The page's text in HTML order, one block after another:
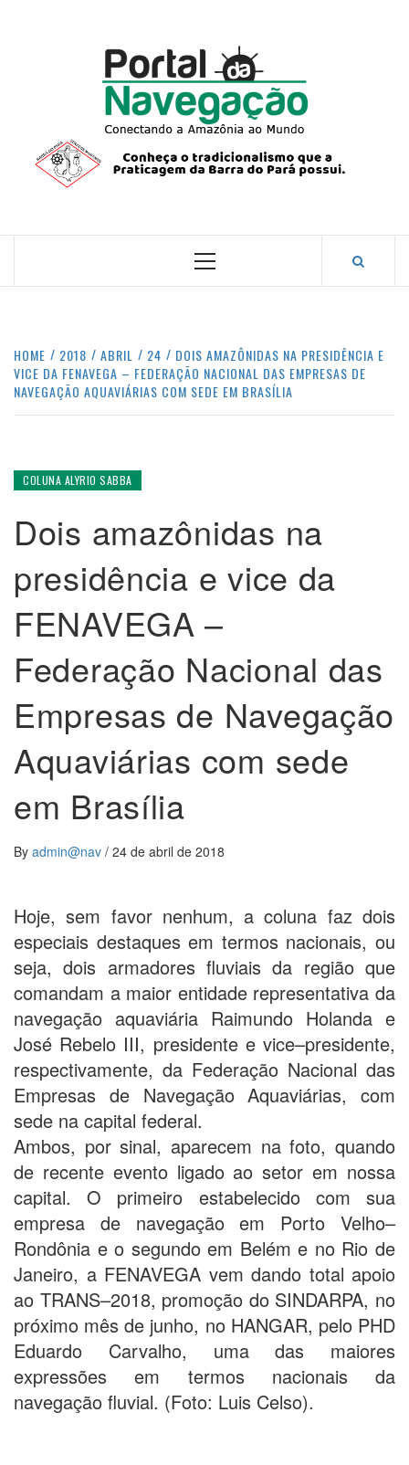
CONECTANDO A AMAZÔNIA COM O MUNDO.
Primary
HOME 2018 ABRIL 24
DOIS AMAZÔNIDAS NA PRESIDÊNCIA E
VICE DA FENAVEGA – FEDERAÇÃO NACIONAL DAS EMPRESAS DE
NAVEGAÇÃO AQUAVIÁRIAS COM SEDE EM BRASÍLIA
COLUNA ALYRIO SABBA
Dois amazônidas na
presidência e vice da
FENAVEGA –
Federação Nacional das
Empresas de Navegação
Aquaviárias com sede
em Brasília
By admin@nav / 24 de abril de 2018
Hoje, sem favor nenhum, a coluna faz dois
especiais destaques em termos nacionais, ou
seja, dois armadores fluviais da região que
comandam a maior entidade representativa da
navegação aquaviária Raimundo Holanda e
José Rebelo III, presidente e vice–presidente,
respectivamente, da Federação Nacional das
Empresas de Navegação Aquaviárias, com
sede na capital federal.
Ambos, por sinal, aparecem na foto, quando
de recente evento ligado ao setor em nossa
capital. O primeiro estabelecido com sua
empresa de navegação em Porto Velho–
Rondônia e o segundo em Belém e no Rio de
Janeiro, a FENAVEGA vem dando total apoio
ao TRANS–2018, promoção do SINDARPA, no
próximo mês de junho, no HANGAR, pelo PHD
Eduardo Carvalho, uma das maiores
expressões em termos nacionais da
navegação fluvial. (Foto: Luis Celso).